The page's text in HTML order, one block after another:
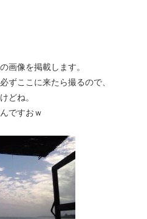
画像を掲載します。
ずここに来たら撮るので、
どね。
ですおｗ